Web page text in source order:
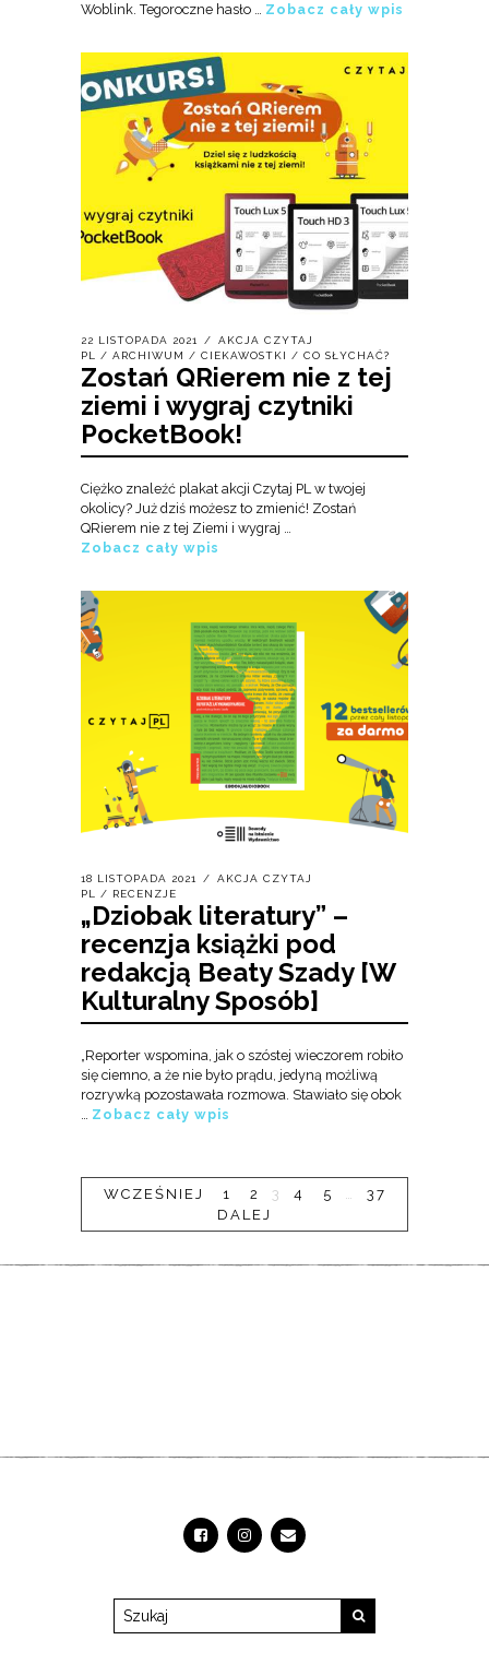
Woblink. Tegoroczne hasło … Zobacz cały wpis
22 LISTOPADA 2021
AKCJA CZYTAJ
PL
/ ARCHIWUM / CIEKAWOSTKI / CO SŁYCHAĆ?
Zostań QRierem nie z tej
ziemi i wygraj czytniki
PocketBook!
Ciężko znaleźć plakat akcji Czytaj PL w twojej
okolicy? Już dziś możesz to zmienić! Zostań
QRierem nie z tej Ziemi i wygraj …
Zobacz cały wpis
18 LISTOPADA 2021
AKCJA CZYTAJ
PL
/ RECENZJE
„Dziobak literatury” –
recenzja książki pod
redakcją Beaty Szady [W
Kulturalny Sposób]
„Reporter wspomina, jak o szóstej wieczorem robiło
się ciemno, a że nie było prądu, jedyną możliwą
rozrywką pozostawała rozmowa. Stawiało się obok
… Zobacz cały wpis
WCZEŚNIEJ 1 2 3 4 5 …
37
DALEJ